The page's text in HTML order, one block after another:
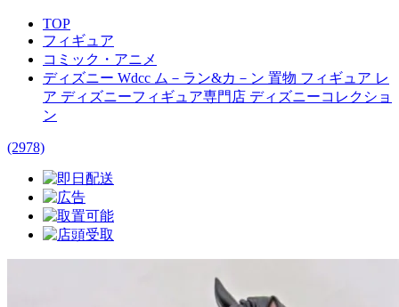
TOP
フィギュア
コミック・アニメ
ディズニー Wdcc ム－ラン&カ－ン 置物 フィギュア レ
ア ディズニーフィギュア専門店 ディズニーコレクショ
ン
(2978)